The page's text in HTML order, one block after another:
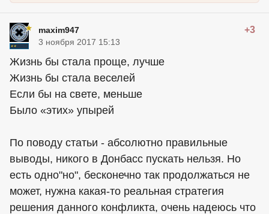
maxim947 +3
3 ноября 2017 15:13
Жизнь бы стала проще, лучше
Жизнь бы стала веселей
Если бы на свете, меньше
Было «этих» упырей
По поводу статьи - абсолютно правильные
выводы, никого в Донбасс пускать нельзя. Но
есть одно"но", бесконечно так продолжаться не
может, нужна какая-то реальная стратегия
решения данного конфликта, очень надеюсь что